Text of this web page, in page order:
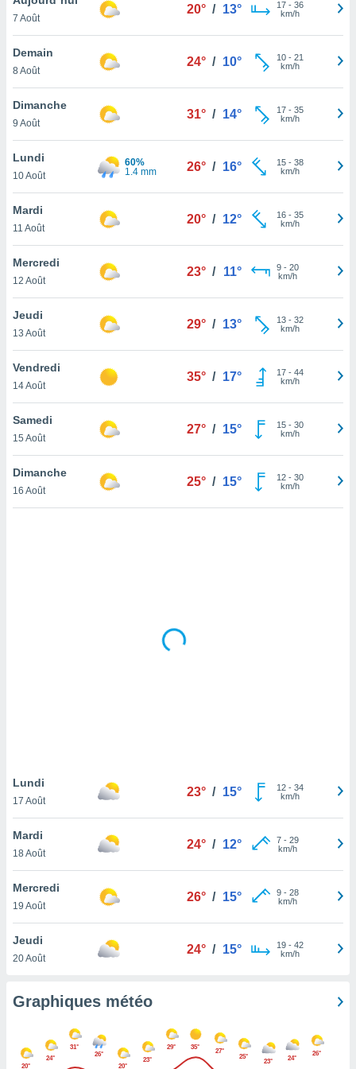
et
»,
au
vous
qu'ils
ou
le
ainsi
un
la
du
en
de
pas
de
à
cas,
que
sur le
7 Août
20° / 13° 17- 36
km/h
Demain
8 Août
24° / 10° 10- 21
km/h
Dimanche
9 Août
31° / 14° 17- 35
km/h
Lundi
10 Août
60%
1.4 mm
26° / 16° 15- 38
km/h
Mardi
11 Août
20° / 12° 16- 35
km/h
Mercredi
12 Août
23° / 11° 9- 20
km/h
Jeudi
13 Août
29° / 13° 13- 32
km/h
Vendredi
14 Août
35° / 17° 17- 44
km/h
Samedi
15 Août
27° / 15° 15- 30
km/h
Dimanche
16 Août
25° / 15° 12- 30
km/h
Lundi
17 Août
23° / 15° 12- 34
km/h
Mardi
18 Août
24° / 12° 7- 29
km/h
Mercredi
19 Août
26° / 15° 9- 28
km/h
Jeudi
20 Août
24° / 15° 19- 42
km/h
Graphiques météo
20°
24°
31°
26°
20°
23°
29° 35°
27°
25°
23° 24°
26°